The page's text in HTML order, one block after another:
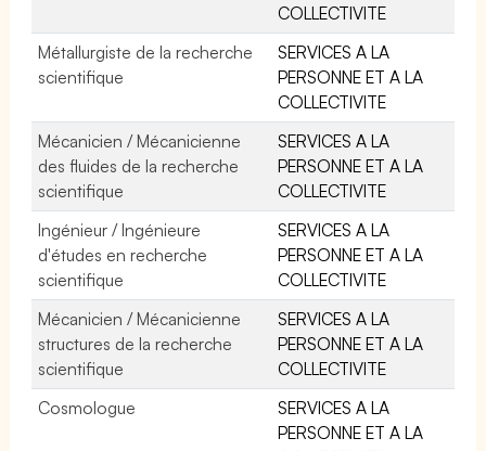
COLLECTIVITE
Métallurgiste de la recherche
scientifique
SERVICES A LA
PERSONNE ET A LA
COLLECTIVITE
Mécanicien / Mécanicienne
des fluides de la recherche
scientifique
SERVICES A LA
PERSONNE ET A LA
COLLECTIVITE
Ingénieur / Ingénieure
d'études en recherche
scientifique
SERVICES A LA
PERSONNE ET A LA
COLLECTIVITE
Mécanicien / Mécanicienne
structures de la recherche
scientifique
SERVICES A LA
PERSONNE ET A LA
COLLECTIVITE
Cosmologue
SERVICES A LA
PERSONNE ET A LA